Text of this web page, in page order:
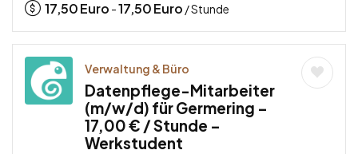
17,50Euro -17,50Euro / Stunde
Verwaltung & Büro
Datenpflege-Mitarbeiter
(m/w/d) für Germering –
17,00 € / Stunde –
Werkstudent